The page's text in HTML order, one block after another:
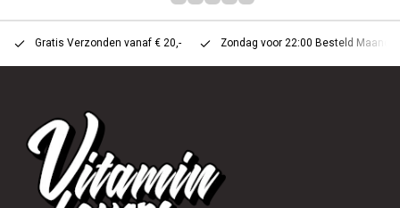
Gratis Verzonden vanaf € 20,- Zondag voor 22:00 Besteld